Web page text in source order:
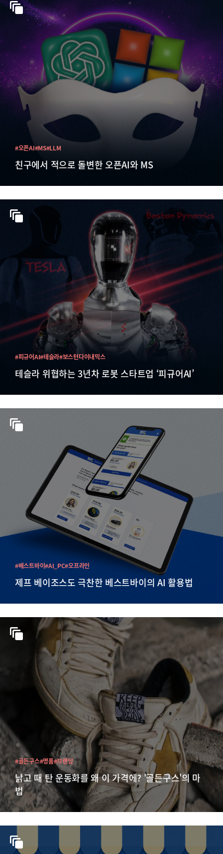
친구에서 적으로 돌변한 오픈AI와 MS
#오픈AI#MS#LLM
테슬라 위협하는 3년차 로봇 스타트업 ‘피규어AI’
#피규어AI#테슬라#보스턴다이내믹스
제프 베이조스도 극찬한 베스트바이의 AI 활용법
#베스트바이#AI_PC#오프라인
낡고 때 탄 운동화를 왜 이 가격에? '골든구스'의 마
법
#골든구스#명품#브랜딩